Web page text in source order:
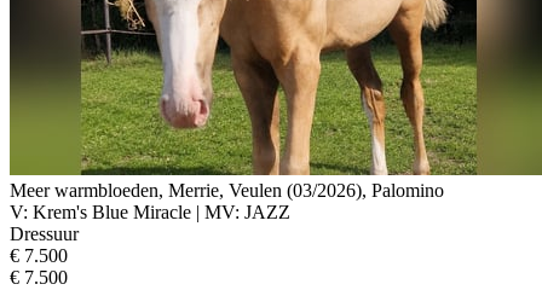
Meer warmbloeden, Merrie, Veulen (03/2026), Palomino
V: Krem's Blue Miracle | MV: JAZZ
Dressuur
€ 7.500
€ 7.500